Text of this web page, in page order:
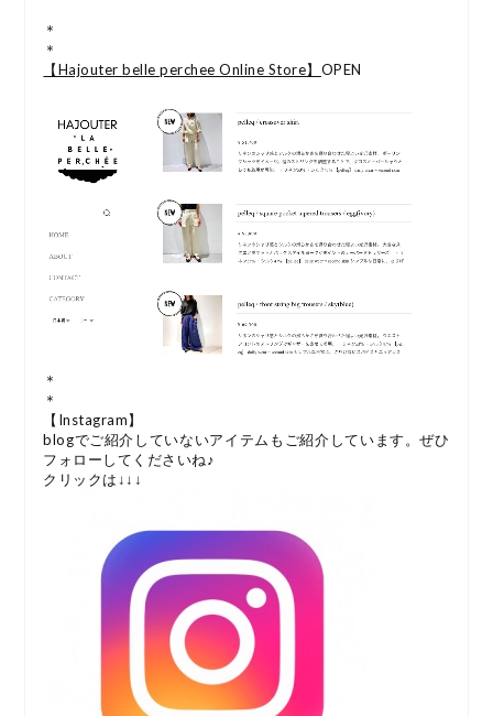
＊
＊
【Hajouter belle perchee Online Store】 OPEN
＊
＊
【Instagram】
blogでご紹介していないアイテムもご紹介しています。ぜひ
フォローしてくださいね♪
クリックは↓↓↓